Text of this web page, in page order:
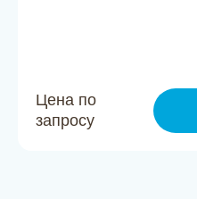
Цена по
запросу